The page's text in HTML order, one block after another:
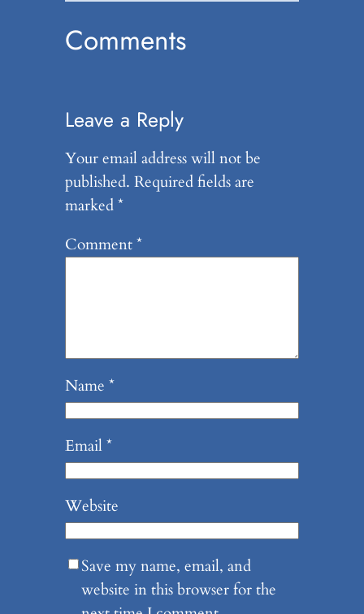
Comments
Leave a Reply
Your email address will not be
published. Required fields are
marked*
Comment*
Name *
Email*
Website
Save my name, email, and
website in this browser for the